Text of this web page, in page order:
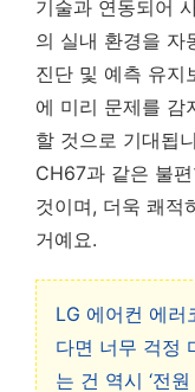
기술과 연동되어
의 실내 환경을 자
진단 및 예측 유지
에 미리 문제를 감
할 것으로 기대됩
CH67과 같은 불
것이며, 더욱 쾌적
거예요.
LG 에어컨 에러
다면 너무 걱정
는 건 역시 ‘전